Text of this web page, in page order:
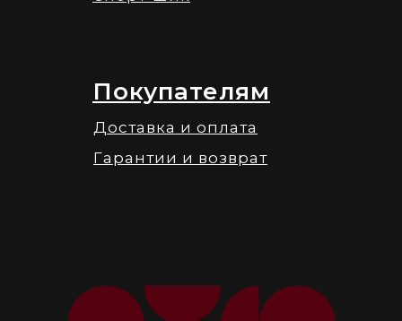
Доставка и оплата
Гарантии и возврат
Покупателям